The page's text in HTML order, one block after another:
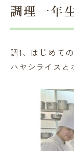
調理一年
調1、はじめて
ハヤシライスと